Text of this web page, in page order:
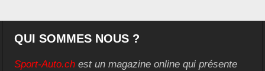
QUI SOMMES NOUS ?
Sport-Auto.ch est un magazine online qui présente